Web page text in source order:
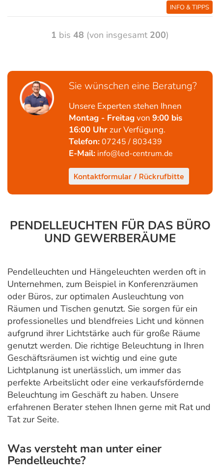
INFO & TIPPS
1 bis 48 (von insgesamt 200)
Sie wünschen eine Beratung?
Unsere Experten stehen Ihnen
Montag - Freitagvon 9:00 bis
16:00 Uhrzur Verfügung.
Telefon: 07245 / 803439
E-Mail: info@led-centrum.de
Kontaktformular / Rückrufbitte
PENDELLEUCHTEN FÜR DAS BÜRO
UND GEWERBERÄUME
Pendelleuchten und Hängeleuchten werden oft in
Unternehmen, zum Beispiel in Konferenzräumen
oder Büros, zur optimalen Ausleuchtung von
Räumen und Tischen genutzt. Sie sorgen für ein
professionelles und blendfreies Licht und können
aufgrund ihrer Lichtstärke auch für große Räume
genutzt werden. Die richtige Beleuchtung in Ihren
Geschäftsräumen ist wichtig und eine gute
Lichtplanung ist unerlässlich, um immer das
perfekte Arbeitslicht oder eine verkaufsfördernde
Beleuchtung im Geschäft zu haben. Unsere
erfahrenen Berater stehen Ihnen gerne mit Rat und
Tat zur Seite.
Was versteht man unter einer
Pendelleuchte?